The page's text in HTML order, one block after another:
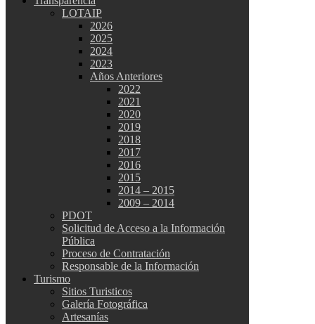
LOTAIP
2026
2025
2024
2023
Años Anteriores
2022
2021
2020
2019
2018
2017
2016
2015
2014 – 2015
2009 – 2014
PDOT
Solicitud de Acceso a la Información
Pública
Proceso de Contratación
Responsable de la Información
Turismo
Sitios Turisticos
Galería Fotográfica
Artesanías